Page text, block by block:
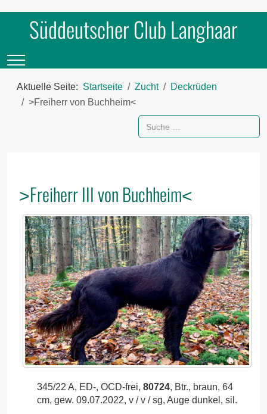
Süddeutscher Club Langhaar
Mobile Menu Toggle
Aktuelle Seite: Startseite Zucht
Deckrüden
˃Freiherr von Buchheim˂
Suchen
˃Freiherr III von Buchheim˂
345/22 A, ED-, OCD-frei, 80724, Btr., braun, 64
cm, gew. 09.07.2022, v / v / sg, Auge dunkel, sil.